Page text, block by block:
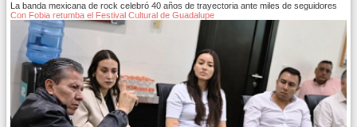
La banda mexicana de rock celebró 40 años de trayectoria ante miles de seguidores
Con Fobia retumba el Festival Cultural de Guadalupe